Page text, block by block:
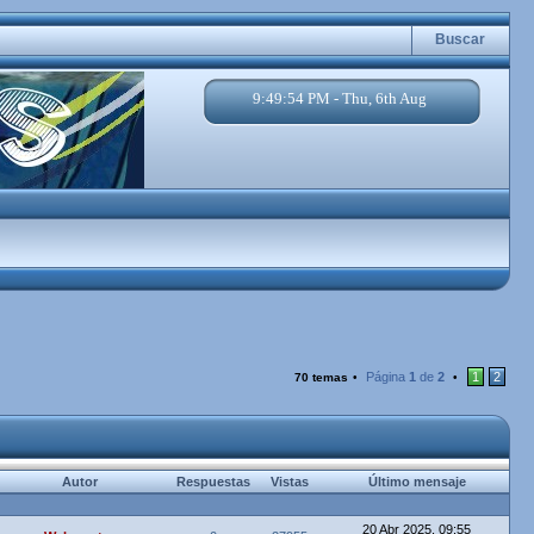
Buscar
9:49:54 PM - Thu, 6th Aug
70 temas • Página 1 de 2 • 1 2
Autor Respuestas Vistas Último mensaje
20 Abr 2025, 09:55